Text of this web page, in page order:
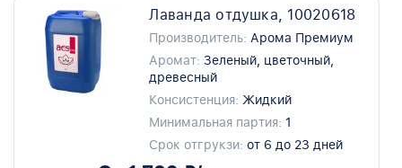
Лаванда отдушка, 10020618
Производитель: Арома Премиум
Аромат: Зеленый, цветочный,
древесный
Консистенция: Жидкий
Минимальная партия: 1
Срок отгрукзи: от 6 до 23 дней